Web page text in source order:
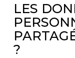
LES
?